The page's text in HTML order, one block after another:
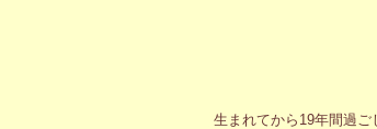
生まれてから19年間過ご